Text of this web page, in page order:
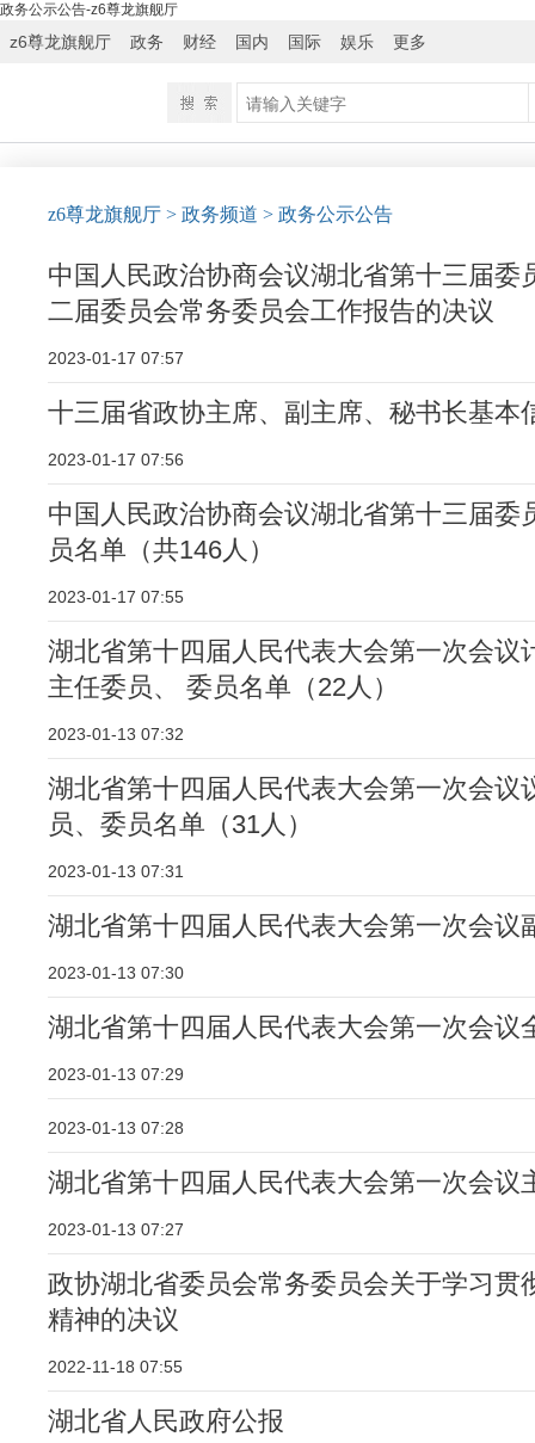
政务公示公告-z6尊龙旗舰厅
z6尊龙旗舰厅 政务 财经 国内 国际 娱乐 更多
z6尊龙旗舰厅 > 政务频道 > 政务公示公告
中国人民政治协商会议湖北省第十三届
二届委员会常务委员会工作报告的决议
2023-01-17 07:57
十三届省政协主席、副主席、秘书长基本
2023-01-17 07:56
中国人民政治协商会议湖北省第十三届
员名单（共146人）
2023-01-17 07:55
湖北省第十四届人民代表大会第一次会
主任委员、 委员名单（22人）
2023-01-13 07:32
湖北省第十四届人民代表大会第一次会
员、委员名单（31人）
2023-01-13 07:31
湖北省第十四届人民代表大会第一次会议
2023-01-13 07:30
湖北省第十四届人民代表大会第一次会议
2023-01-13 07:29
2023-01-13 07:28
湖北省第十四届人民代表大会第一次会议
2023-01-13 07:27
政协湖北省委员会常务委员会关于学习
精神的决议
2022-11-18 07:55
湖北省人民政府公报